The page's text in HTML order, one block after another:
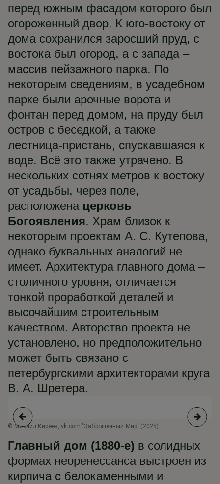
перед южным фасадом которого был
огороженный двор. К юго-востоку от
дома сохранился заросший пруд, с
востока был огород, а с запада –
массив пейзажного парка. По
некоторым сведениям, в усадебном
парке были арочные ворота и
фонтан перед домом, на пруду был
остров с беседкой, а также
лестница-пристань, спускавшаяся к
воде. Всё это также утрачено. В
нескольких сотнях метров к востоку
от усадьбы, через поле,
расположена церковь
Богоявления. Храм близок к
некоторым проектам А. С. Кутепова,
однако буквальных аналогий не
имеет. Архитектура главного дома –
столичного уровня, отличается
тонкой проработкой деталей и
высочайшим строительным
качеством. Авторство проекта не
установлено, но предположительно
может быть связано с
петербургскими архитекторами круга
В. А. Шретера.
© Михаил Киреев, vk.com "Заброшенный Мир" (2025)
Главный дом (1880-е) в солидных
формах неоренессанса выстроен из
кирпича с белокаменными и